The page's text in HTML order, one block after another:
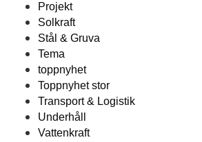
Projekt
Solkraft
Stål & Gruva
Tema
toppnyhet
Toppnyhet stor
Transport & Logistik
Underhåll
Vattenkraft